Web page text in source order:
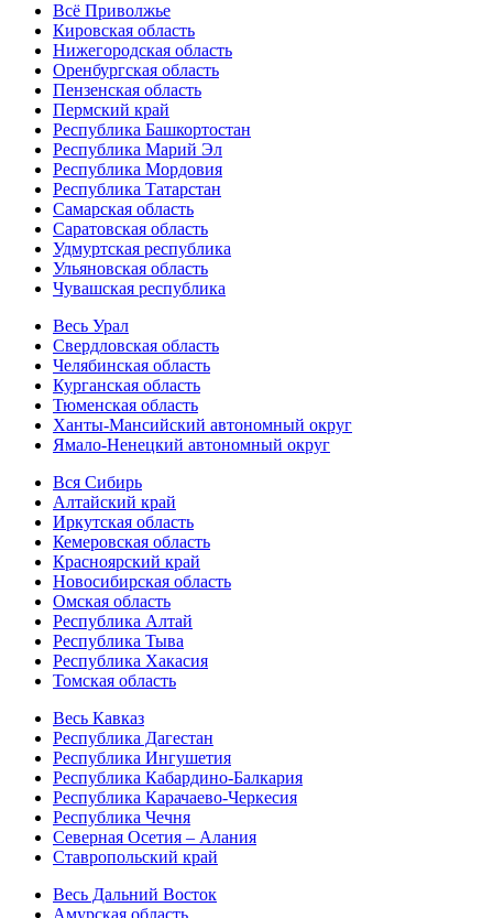
Всё Приволжье
Кировская область
Нижегородская область
Оренбургская область
Пензенская область
Пермский край
Республика Башкортостан
Республика Марий Эл
Республика Мордовия
Республика Татарстан
Самарская область
Саратовская область
Удмуртская республика
Ульяновская область
Чувашская республика
Весь Урал
Свердловская область
Челябинская область
Курганская область
Тюменская область
Ханты-Мансийский автономный округ
Ямало-Ненецкий автономный округ
Вся Сибирь
Алтайский край
Иркутская область
Кемеровская область
Красноярский край
Новосибирская область
Омская область
Республика Алтай
Республика Тыва
Республика Хакасия
Томская область
Весь Кавказ
Республика Дагестан
Республика Ингушетия
Республика Кабардино-Балкария
Республика Карачаево-Черкесия
Республика Чечня
Северная Осетия – Алания
Ставропольский край
Весь Дальний Восток
Амурская область